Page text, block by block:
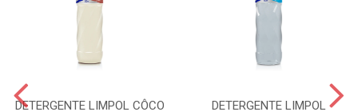
DETERGENTE LIMPOL CÔCO
DETERGENTE LIMPOL